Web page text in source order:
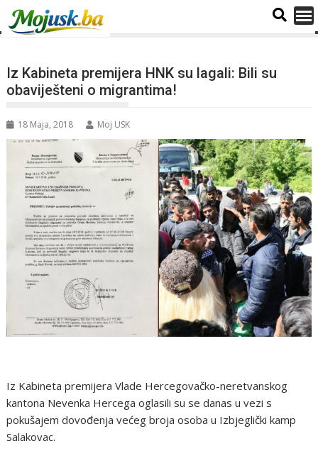
Iz Kabineta premijera HNK su lagali: Bili su
obaviješteni o migrantima!
18 Maja, 2018 Moj USK
Iz Kabineta premijera Vlade Hercegovačko-neretvanskog
kantona Nevenka Hercega oglasili su se danas u vezi s
pokušajem dovođenja većeg broja osoba u Izbjeglički kamp
Salakovac.